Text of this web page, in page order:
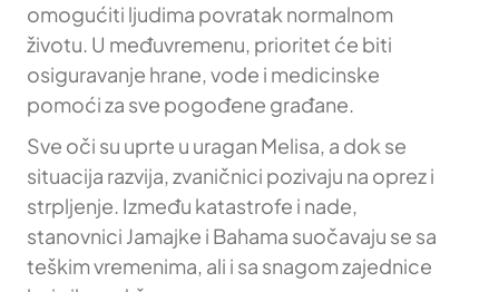
omogućiti ljudima povratak normalnom
životu. U međuvremenu, prioritet će biti
osiguravanje hrane, vode i medicinske
pomoći za sve pogođene građane.
Sve oči su uprte u uragan Melisa, a dok se
situacija razvija, zvaničnici pozivaju na oprez i
strpljenje. Između katastrofe i nade,
stanovnici Jamajke i Bahama suočavaju se sa
teškim vremenima, ali i sa snagom zajednice